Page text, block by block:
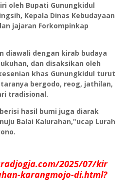
oleh Bupati Gunungkidul
Kepala Dinas Kebudayaan
jajaran Forkompinkap
diawali dengan kirab budaya
dan disaksikan oleh
khas Gunungkidul turut
bergodo, reog, jathilan,
tradisional.
hasil bumi juga diarak
Balai Kalurahan,"ucap Lurah
2025/07/kir
karangmojo-di.html?